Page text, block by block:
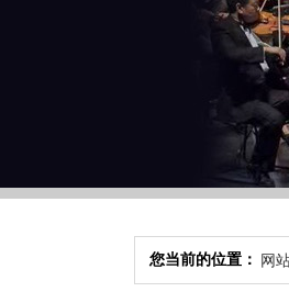
网
您当前的位置：